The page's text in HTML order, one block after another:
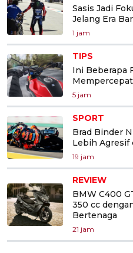
Sasis Jadi
Jelang Era
1 jam
TIPS
Ini Beberapa
5 jam
SPORT
Brad Binder
Lebih Agresif
19 jam
REVIEW
BMW C400
350 cc
Bertenaga
21 jam